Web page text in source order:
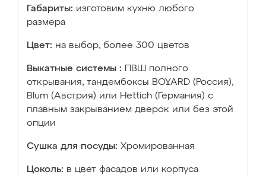
Габариты: изготовим кухню любого
размера
Цвет: на выбор, более 300 цветов
Выкатные системы :
ПВШ полного
открывания, тандембоксы BOYARD (Россия),
Blum (Австрия) или Hettich (Германия) с
плавным закрыванием дверок или без этой
опции
Сушка для посуды: Хромированная
Цоколь: в цвет фасадов или корпуса